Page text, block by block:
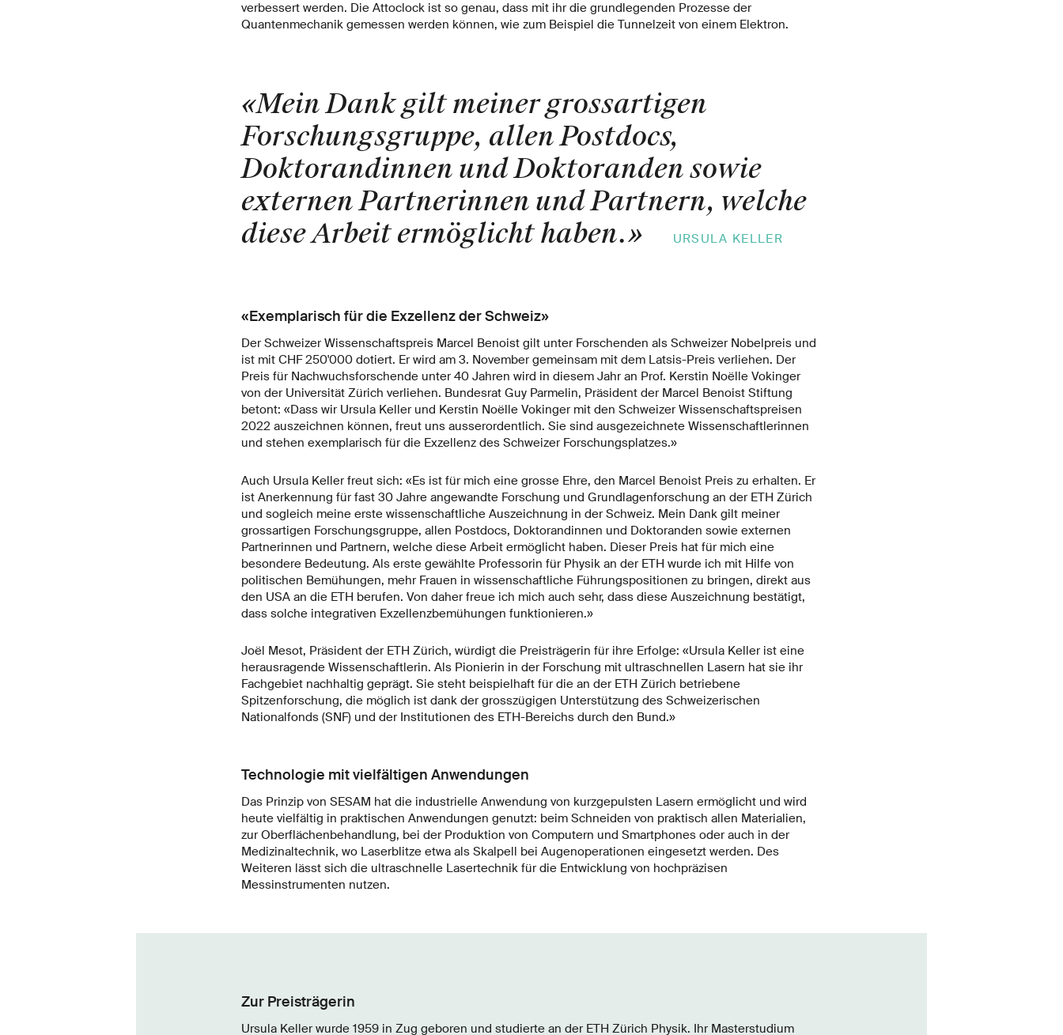
verbessert werden. Die Attoclock ist so genau, dass mit ihr die grundlegenden Prozesse der
Quantenmechanik gemessen werden können, wie zum Beispiel die Tunnelzeit von einem Elektron.
«Mein Dank gilt meiner grossartigen
Forschungsgruppe, allen Postdocs,
Doktorandinnen und Doktoranden sowie
externen Partnerinnen und Partnern, welche
diese Arbeit ermöglicht haben.» URSULA KELLER
«Exemplarisch für die Exzellenz der Schweiz»
Der Schweizer Wissenschaftspreis Marcel Benoist gilt unter Forschenden als Schweizer Nobelpreis und
ist mit CHF 250'000 dotiert. Er wird am 3. November gemeinsam mit dem Latsis-Preis verliehen. Der
Preis für Nachwuchsforschende unter 40 Jahren wird in diesem Jahr an Prof. Kerstin Noëlle Vokinger
von der Universität Zürich verliehen. Bundesrat Guy Parmelin, Präsident der Marcel Benoist Stiftung
betont: «Dass wir Ursula Keller und Kerstin Noëlle Vokinger mit den Schweizer Wissenschaftspreisen
2022 auszeichnen können, freut uns ausserordentlich. Sie sind ausgezeichnete Wissenschaftlerinnen
und stehen exemplarisch für die Exzellenz des Schweizer Forschungsplatzes.»
Auch Ursula Keller freut sich: «Es ist für mich eine grosse Ehre, den Marcel Benoist Preis zu erhalten. Er
ist Anerkennung für fast 30 Jahre angewandte Forschung und Grundlagenforschung an der ETH Zürich
und sogleich meine erste wissenschaftliche Auszeichnung in der Schweiz. Mein Dank gilt meiner
grossartigen Forschungsgruppe, allen Postdocs, Doktorandinnen und Doktoranden sowie externen
Partnerinnen und Partnern, welche diese Arbeit ermöglicht haben. Dieser Preis hat für mich eine
besondere Bedeutung. Als erste gewählte Professorin für Physik an der ETH wurde ich mit Hilfe von
politischen Bemühungen, mehr Frauen in wissenschaftliche Führungspositionen zu bringen, direkt aus
den USA an die ETH berufen. Von daher freue ich mich auch sehr, dass diese Auszeichnung bestätigt,
dass solche integrativen Exzellenzbemühungen funktionieren.»
Joël Mesot, Präsident der ETH Zürich, würdigt die Preisträgerin für ihre Erfolge: «Ursula Keller ist eine
herausragende Wissenschaftlerin. Als Pionierin in der Forschung mit ultraschnellen Lasern hat sie ihr
Fachgebiet nachhaltig geprägt. Sie steht beispielhaft für die an der ETH Zürich betriebene
Spitzenforschung, die möglich ist dank der grosszügigen Unterstützung des Schweizerischen
Nationalfonds (SNF) und der Institutionen des ETH-Bereichs durch den Bund.»
Technologie mit vielfältigen Anwendungen
Das Prinzip von SESAM hat die industrielle Anwendung von kurzgepulsten Lasern ermöglicht und wird
heute vielfältig in praktischen Anwendungen genutzt: beim Schneiden von praktisch allen Materialien,
zur Oberflächenbehandlung, bei der Produktion von Computern und Smartphones oder auch in der
Medizinaltechnik, wo Laserblitze etwa als Skalpell bei Augenoperationen eingesetzt werden. Des
Weiteren lässt sich die ultraschnelle Lasertechnik für die Entwicklung von hochpräzisen
Messinstrumenten nutzen.
Zur Preisträgerin
Ursula Keller wurde 1959 in Zug geboren und studierte an der ETH Zürich Physik. Ihr Masterstudium